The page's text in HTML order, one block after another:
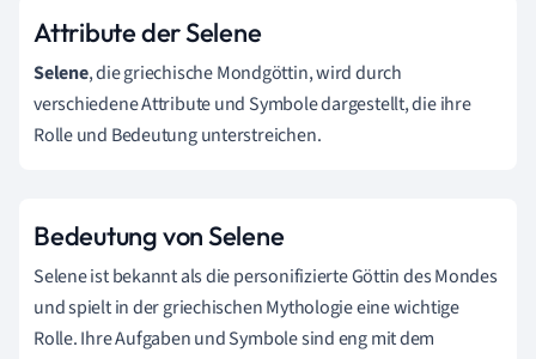
Attribute der Selene
Selene, die griechische Mondgöttin, wird durch
verschiedene Attribute und Symbole dargestellt, die ihre
Rolle und Bedeutung unterstreichen.
Bedeutung von Selene
Selene ist bekannt als die personifizierte Göttin des Mondes
und spielt in der griechischen Mythologie eine wichtige
Rolle. Ihre Aufgaben und Symbole sind eng mit dem